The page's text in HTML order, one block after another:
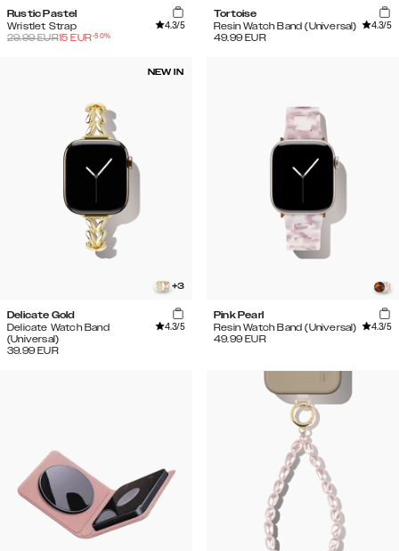
Rustic Pastel
Wristlet Strap
4.3/5
29.99EUR15 EUR-50%
Tortoise
Resin Watch Band (Universal)
4.3/5
49.99 EUR
NEW IN
+3
Delicate Gold
Delicate Watch Band
(Universal)
4.3/5
39.99 EUR
Pink Pearl
Resin Watch Band (Universal)
4.3/5
49.99 EUR